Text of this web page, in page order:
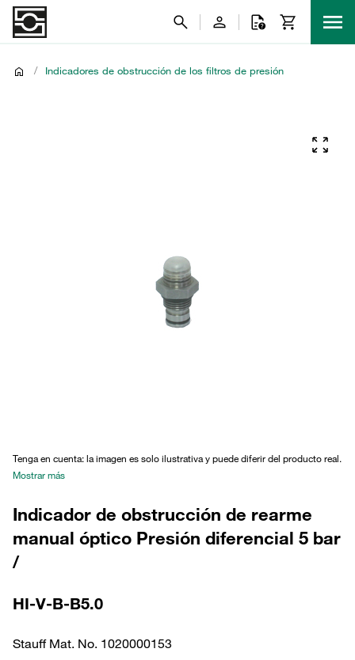
/ Indicadores de obstrucción de los filtros de presión
Tenga en cuenta: la imagen es solo ilustrativa y puede diferir del producto real.
Mostrar más
Indicador de obstrucción de rearme
manual óptico Presión diferencial 5 bar
/
HI-V-B-B5.0
Stauff Mat. No. 1020000153